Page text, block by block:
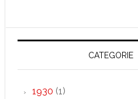
CATEGORIE
1930 (1)